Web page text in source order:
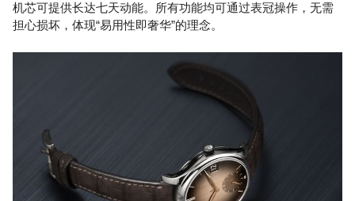
机芯可提供长达七天动能。所有功能均可通过表冠操作，无需
担心损坏，体现“易用性即奢华”的理念。